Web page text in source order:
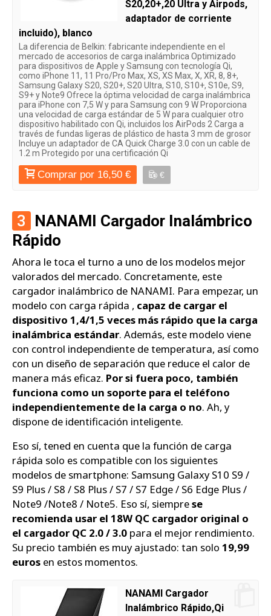
S20,20+,20 Ultra y Airpods,
adaptador de corriente
incluido), blanco
La diferencia de Belkin: fabricante independiente en el
mercado de accesorios de carga inalámbrica Optimizado
para dispositivos de Apple y Samsung con tecnología Qi,
como iPhone 11, 11 Pro/Pro Max, XS, XS Max, X, XR, 8, 8+,
Samsung Galaxy S20, S20+, S20 Ultra, S10, S10+, S10e, S9,
S9+ y Note9 Ofrece la óptima velocidad de carga inalámbrica
para iPhone con 7,5 W y para Samsung con 9 W Proporciona
una velocidad de carga estándar de 5 W para cualquier otro
dispositivo habilitado con Qi, incluidos los AirPods 2 Carga a
través de fundas ligeras de plástico de hasta 3 mm de grosor
Incluye un adaptador de CA Quick Charge 3.0 con un cable de
1.2 m Protegido por una certificación Qi
Comprar por 16,50 € €
3 NANAMI Cargador Inalámbrico
Rápido
Ahora le toca el turno a uno de los modelos mejor
valorados del mercado. Concretamente, este
cargador inalámbrico de NANAMI. Para empezar, un
modelo con carga rápida , capaz de cargar el
dispositivo 1,4/1,5 veces más rápido que la carga
inalámbrica estándar. Además, este modelo viene
con control independiente de temperatura, así como
con un diseño de separación que reduce el calor de
manera más eficaz. Por si fuera poco, también
funciona como un soporte para el teléfono
independientemente de la carga o no. Ah, y
dispone de identificación inteligente.
Eso sí, tened en cuenta que la función de carga
rápida solo es compatible con los siguientes
modelos de smartphone: Samsung Galaxy S10 S9 /
S9 Plus / S8 / S8 Plus / S7 / S7 Edge / S6 Edge Plus /
Note9 /Note8 / Note5. Eso sí, siemprese
recomienda usar el 18W QC cargador original o
el cargador QC 2.0 / 3.0 para el mejor rendimiento.
Su precio también es muy ajustado: tan solo 19,99
euros en estos momentos.
NANAMI Cargador
Inalámbrico Rápido,Qi